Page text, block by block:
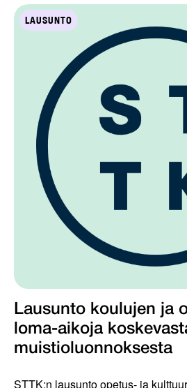
LAUSUNTO
Lausunto koulujen ja
loma-aikoja
muistioluonnoksesta
STTK:n lausunto opetus- ja